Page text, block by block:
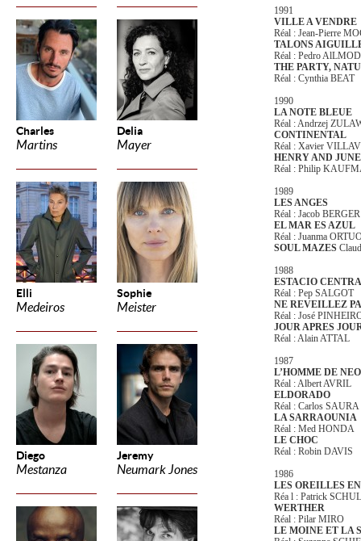
Charles
Martins
Delia
Mayer
Elli
Medeiros
Sophie
Meister
Diego
Mestanza
Jeremy
Neumark Jones
1991
VILLE A VENDRE
Réal : Jean-Pierre
TALONS
Réal : Pedro
THE PARTY,
Réal : Cynthia BEAT
1990
LA NOTE BLEUE
Réal : Andrzej
CONTINENTAL
Réal : Xavier
HENRY AND JUNE
Réal : Philip
1989
LES ANGES
Réal : Jacob BERGER
EL MAR ES AZUL
Réal : Juanma
SOUL MAZES
1988
ESTACIO
Réal : Pep SALGOT
NE REVEILLEZ
Réal : José
JOUR APRES
Réal : Alain ATTAL
1987
L’HOMME DE
Réal : Albert AVRIL
ELDORADO
Réal : Carlos SAURA
LA SARRAOUNIA
Réal : Med HONDA
LE CHOC
Réal : Robin DAVIS
1986
LES OREILLES
Réa l : Patrick
WERTHER
Réal : Pilar MIRO
LE MOINE ET LA